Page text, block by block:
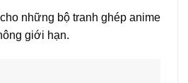
những bộ tranh ghép anime
giới hạn.